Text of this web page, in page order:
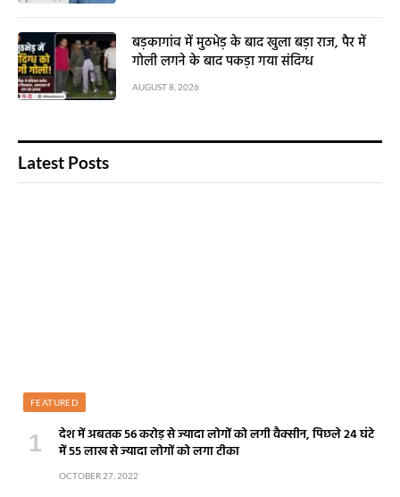
बड़कागांव में मुठभेड़ के बाद खुला बड़ा राज, पैर में
गोली लगने के बाद पकड़ा गया संदिग्ध
AUGUST 8, 2026
Latest Posts
FEATURED
देश में अबतक 56 करोड़ से ज्यादा लोगों को लगी वैक्सीन, पिछले 24 घंटे
में 55 लाख से ज्यादा लोगों को लगा टीका
OCTOBER 27, 2022